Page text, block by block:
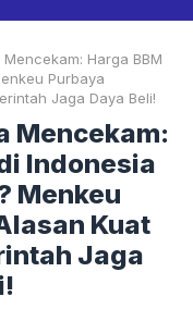
Harga BBM
Purbaya
Jaga Daya Beli!
Mencekam:
Indonesia
Menkeu
Kuat
Jaga